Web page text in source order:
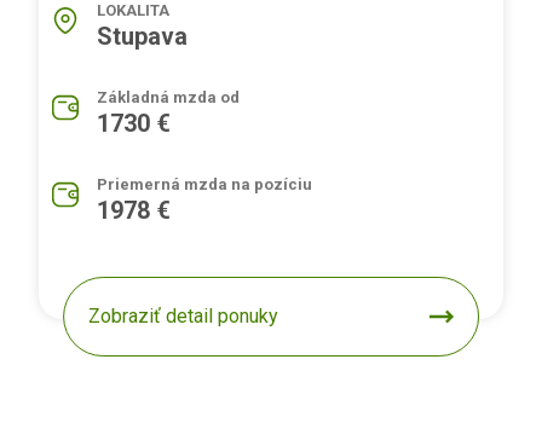
LOKALITA
Stupava
Základná mzda od
1730 €
Priemerná mzda na pozíciu
1978 €
Zobraziť detail ponuky